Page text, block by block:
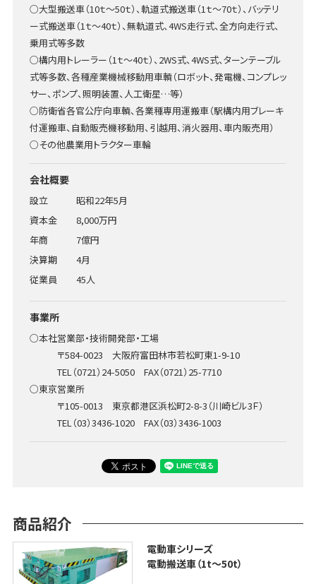
○大型搬送車（10ｔ〜50ｔ）、軌道式搬送車（1ｔ〜70ｔ）、バッテリ
ー式搬送車（1ｔ〜40ｔ）、無軌道式、4WS走行式、全方向走行式、
乗用式等多数
○構内用トレーラー（1ｔ〜40ｔ）、2WS式、4WS式、ターンテーブル
式等多数、各種産業機械移動用車輌（ロボット、発電機、コンプレッ
サー、ポンプ、照明装置、人工衛星…等）
○防衛省各官公庁向車輌、各業種専用運搬車（駅構内用ブレーキ
付運搬車、自動販売機移動用、引越用、消火器用、車内販売用）
○その他農業用トラクター車輪
会社概要
設立
昭和22年5月
資本金
8,000万円
年商
7億円
決算期
4月
従業員
45人
事業所
○本社営業部・技術開発部・工場
〒584-0023 大阪府富田林市若松町東1-9-10
TEL（0721）24-5050 FAX（0721）25-7710
○東京営業所
〒105-0013 東京都港区浜松町2-8-3（川崎ビル3Ｆ）
TEL（03）3436-1020 FAX（03）3436-1003
商品紹介
電動車シリーズ
電動搬送車（1t〜50t）